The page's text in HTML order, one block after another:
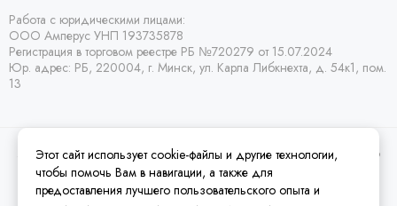
Работа с юридическими лицами:
ООО Амперус УНП 193735878
Регистрация в торговом реестре РБ №720279 от 15.07.2024
Юр. адрес: РБ, 220004, г. Минск, ул. Карла Либкнехта, д. 54к1, пом.
13
2026 © Amperus Радиодетали Минск | купить в розницу, оптом и почтой по
Беларуси.Карта сайта
Этот сайт использует cookie-файлы и другие технологии,
чтобы помочь Вам в навигации, а также для
предоставления лучшего пользовательского опыта и